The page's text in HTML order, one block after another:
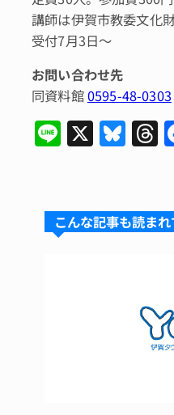
講師は伊賀市教委文化
受付7月3日～
お問い合わせ先
同資料館0595-48-0303
Li X Bl
s
k
T
a
d
こんな記事も読まれ